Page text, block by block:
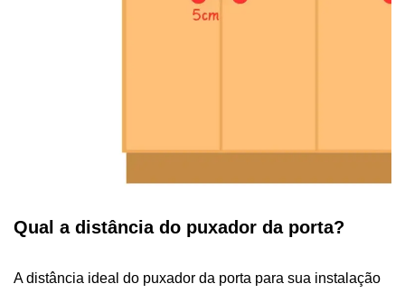
Qual a distância do puxador da porta?
A distância ideal do puxador da porta para sua instalação